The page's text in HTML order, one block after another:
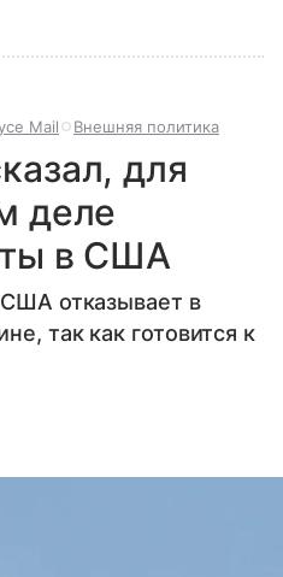
Mail Внешняя политика
для
деле
в США
отказывает в
так как готовится к